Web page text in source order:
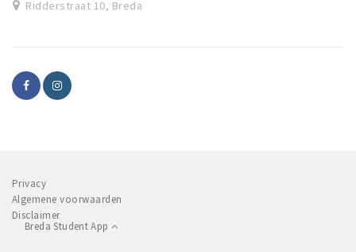
Ridderstraat 10, Breda
Privacy
Algemene voorwaarden
Disclaimer
Breda Student App